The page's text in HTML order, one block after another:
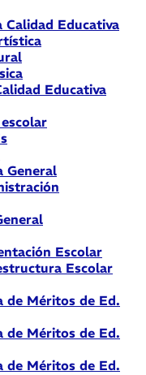
Educativa
Educativa
General
Escolar
Escolar
de Méritos de Ed.
de Méritos de Ed.
de Méritos de Ed.